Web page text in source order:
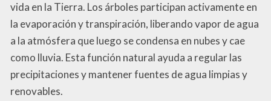
vida en la Tierra. Los árboles participan activamente en
la evaporación y transpiración, liberando vapor de agua
a la atmósfera que luego se condensa en nubes y cae
como lluvia. Esta función natural ayuda a regular las
precipitaciones y mantener fuentes de agua limpias y
renovables.